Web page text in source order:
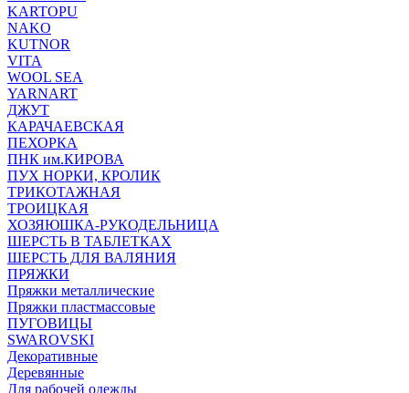
KARTOPU
NAKO
KUTNOR
VITA
WOOL SEA
YARNART
ДЖУТ
КАРАЧАЕВСКАЯ
ПЕХОРКА
ПНК им.КИРОВА
ПУХ НОРКИ, КРОЛИК
ТРИКОТАЖНАЯ
ТРОИЦКАЯ
ХОЗЯЮШКА-РУКОДЕЛЬНИЦА
ШЕРСТЬ В ТАБЛЕТКАХ
ШЕРСТЬ ДЛЯ ВАЛЯНИЯ
ПРЯЖКИ
Пряжки металлические
Пряжки пластмассовые
ПУГОВИЦЫ
SWAROVSKI
Декоративные
Деревянные
Для рабочей одежды